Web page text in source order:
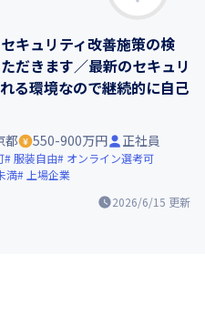
キュリティ改善施策の検
だきます／最新のセキュリ
る環境なので継続的に自己
2026/6/15 更新
都 550-900万円 正社員
服装自由
オンライン選考可
満 上場企業